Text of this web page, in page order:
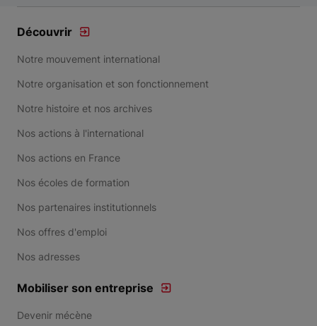
Découvrir
Notre mouvement international
Notre organisation et son fonctionnement
Notre histoire et nos archives
Nos actions à l'international
Nos actions en France
Nos écoles de formation
Nos partenaires institutionnels
Nos offres d'emploi
Nos adresses
Mobiliser son entreprise
Devenir mécène